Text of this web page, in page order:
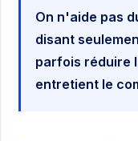
On n'aide pas
disant
parfois réduire
entretient le